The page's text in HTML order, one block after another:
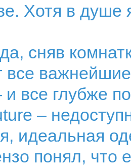
Хотя в душе
сняв
все
все глубже
–
идеальная
понял, что